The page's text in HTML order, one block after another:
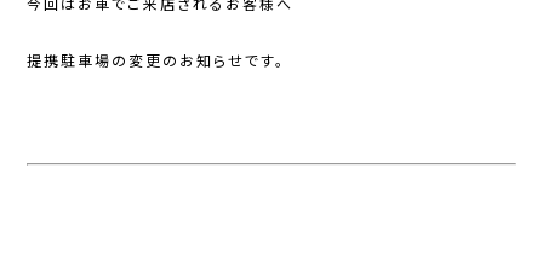
今回はお車でご来店されるお客様へ
提携駐車場の変更のお知らせです。